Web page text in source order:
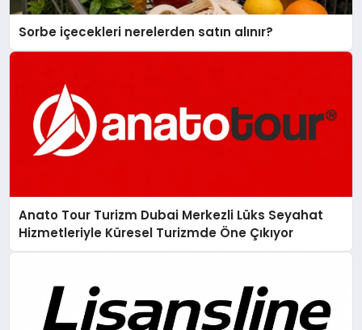
Sorbe içecekleri nerelerden satın alınır?
Anato Tour Turizm Dubai Merkezli Lüks Seyahat
Hizmetleriyle Küresel Turizmde Öne Çıkıyor